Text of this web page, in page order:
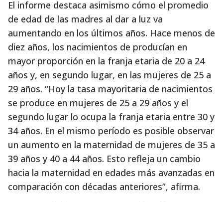
El informe destaca asimismo cómo el promedio
de edad de las madres al dar a luz va
aumentando en los últimos años. Hace menos de
diez años, los nacimientos de producían en
mayor proporción en la franja etaria de 20 a 24
años y, en segundo lugar, en las mujeres de 25 a
29 años. “Hoy la tasa mayoritaria de nacimientos
se produce en mujeres de 25 a 29 años y el
segundo lugar lo ocupa la franja etaria entre 30 y
34 años. En el mismo período es posible observar
un aumento en la maternidad de mujeres de 35 a
39 años y 40 a 44 años. Esto refleja un cambio
hacia la maternidad en edades más avanzadas en
comparación con décadas anteriores”, afirma.